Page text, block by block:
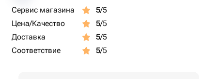
Сервис магазина 5/5
Цена/Качество
5/5
Доставка
5/5
Соответствие
5/5